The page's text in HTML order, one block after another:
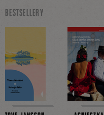
BESTSELLERY